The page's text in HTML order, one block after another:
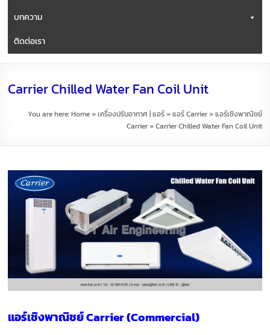
บทความ
ติดต่อเรา
Carrier Chilled Water Fan Coil Unit
You are here:Home»เครื่องปรับอากาศ | แอร์»แอร์ Carrier»แอร์เชิงพาณิชย์
Carrier»Carrier Chilled Water Fan Coil Unit
แอร์เชิงพาณิชย์ Carrier (Commercial)